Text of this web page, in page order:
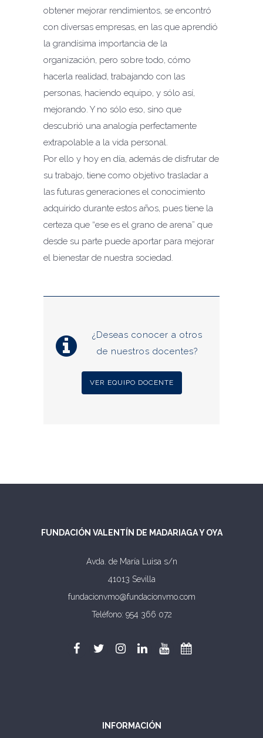
obtener mejorar rendimientos, se encontró
con diversas empresas, en las que aprendió
la grandísima importancia de la
organización, pero sobre todo, cómo
hacerla realidad, trabajando con las
personas, haciendo equipo, y sólo así,
mejorando. Y no sólo eso, sino que
descubrió una analogía perfectamente
extrapolable a la vida personal.
Por ello y hoy en día, además de disfrutar de
su trabajo, tiene como objetivo trasladar a
las futuras generaciones el conocimiento
adquirido durante estos años, pues tiene la
certeza que “ese es el grano de arena” que
desde su parte puede aportar para mejorar
el bienestar de nuestra sociedad.
¿Deseas conocer a otros
de nuestros docentes?
VER EQUIPO DOCENTE
FUNDACIÓN VALENTÍN DE MADARIAGA Y OYA
Avda. de María Luisa s/n
41013 Sevilla
fundacionvmo@fundacionvmo.com
Teléfono: 954 366 072
INFORMACIÓN